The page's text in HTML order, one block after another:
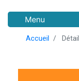
Menu
Accueil